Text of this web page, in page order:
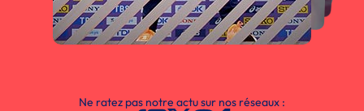
Ne ratez pas notre actu sur nos réseaux :